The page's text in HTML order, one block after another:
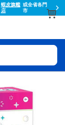
蝦皮旗艦
店
或全省各門
市